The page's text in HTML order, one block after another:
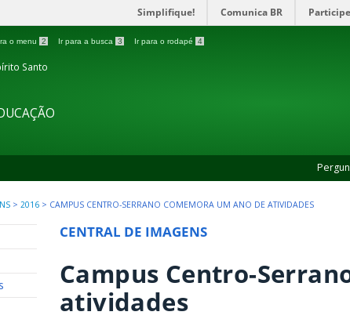
Simplifique! Comunica BR Participe
o menu 2 Ir para a busca 3 Ir para o rodapé 4
Santo
> 2016 > CAMPUS CENTRO-SERRANO COMEMORA UM ANO DE ATIVIDADES
CENTRAL DE IMAGENS
Campus Centro-
atividades